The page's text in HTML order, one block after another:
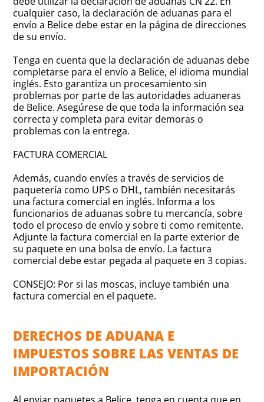
cualquier caso, la declaración de aduanas para el
envío a Belice debe estar en la página de direcciones
de su envío.
Tenga en cuenta que la declaración de aduanas debe
completarse para el envío a Belice, el idioma mundial
inglés. Esto garantiza un procesamiento sin
problemas por parte de las autoridades aduaneras
de Belice. Asegúrese de que toda la información sea
correcta y completa para evitar demoras o
problemas con la entrega.
FACTURA COMERCIAL
Además, cuando envíes a través de servicios de
paquetería como UPS o DHL, también necesitarás
una factura comercial en inglés. Informa a los
funcionarios de aduanas sobre tu mercancía, sobre
todo el proceso de envío y sobre ti como remitente.
Adjunte la factura comercial en la parte exterior de
su paquete en una bolsa de envío. La factura
comercial debe estar pegada al paquete en 3 copias.
CONSEJO: Por si las moscas, incluye también una
factura comercial en el paquete.
DERECHOS DE ADUANA E
IMPUESTOS SOBRE LAS VENTAS DE
IMPORTACIÓN